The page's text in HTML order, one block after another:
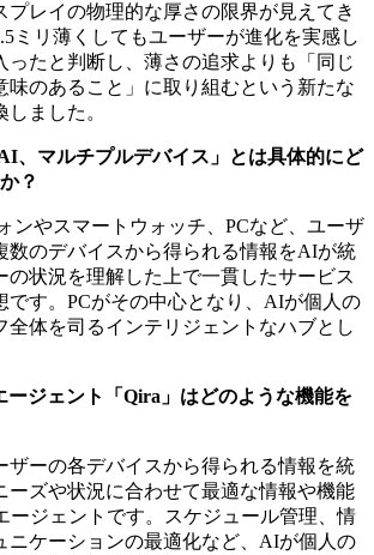
プレイの物理的な厚さの限界が見えてき
ミリ薄くしてもユーザーが進化を実感し
ったと判断し、薄さの追求よりも「同じ
味のあること」に取り組むという新たな
ました。
、マルチプルデバイス」とは具体的にど
？
ンやスマートウォッチ、PCなど、ユーザ
数のデバイスから得られる情報をAIが統
の状況を理解した上で一貫したサービス
です。PCがその中心となり、AIが個人の
全体を司るインテリジェントなハブとし
ジェント「Qira」はどのような機能を
ザーの各デバイスから得られる情報を統
ーズや状況に合わせて最適な情報や機能
ージェントです。スケジュール管理、情
ニケーションの最適化など、AIが個人の